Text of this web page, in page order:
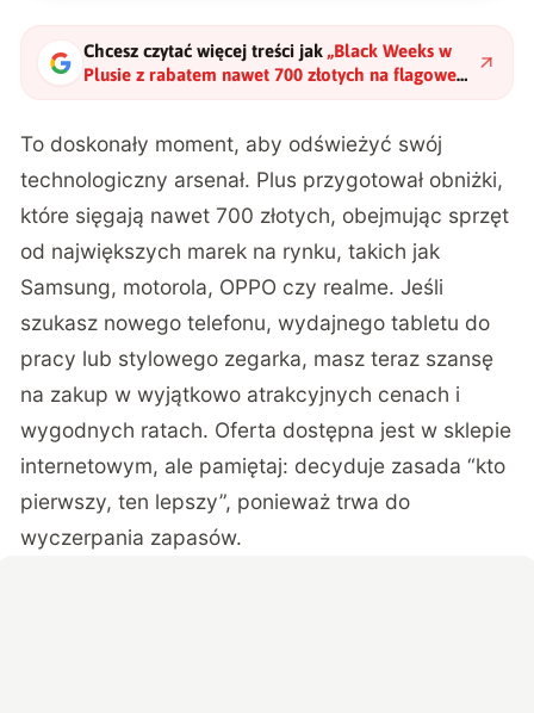
Chcesz czytać więcej treści jak „Black Weeks w
Plusie z rabatem nawet 700 złotych na flagowe
smartfony"?
To doskonały moment, aby odświeżyć swój
technologiczny arsenał. Plus przygotował obniżki,
które sięgają nawet 700 złotych, obejmując sprzęt
od największych marek na rynku, takich jak
Samsung, motorola, OPPO czy realme. Jeśli
szukasz nowego telefonu, wydajnego tabletu do
pracy lub stylowego zegarka, masz teraz szansę
na zakup w wyjątkowo atrakcyjnych cenach i
wygodnych ratach. Oferta dostępna jest w sklepie
internetowym, ale pamiętaj: decyduje zasada “kto
pierwszy, ten lepszy”, ponieważ trwa do
wyczerpania zapasów.